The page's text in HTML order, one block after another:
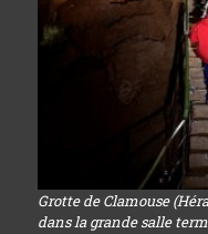
Grotte de Clamouse
dans la grande salle